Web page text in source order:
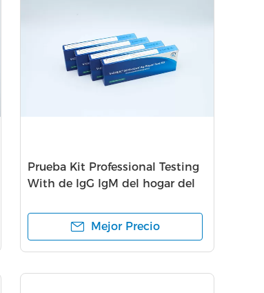
Prueba Kit Professional Testing
With de IgG IgM del hogar del
Mejor Precio